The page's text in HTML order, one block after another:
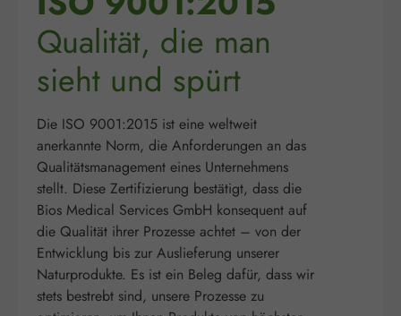
Qualität, die man
sieht und spürt
Die ISO 9001:2015 ist eine weltweit
anerkannte Norm, die Anforderungen an das
Qualitätsmanagement eines Unternehmens
stellt. Diese Zertifizierung bestätigt, dass die
Bios Medical Services GmbH konsequent auf
die Qualität ihrer Prozesse achtet – von der
Entwicklung bis zur Auslieferung unserer
Naturprodukte. Es ist ein Beleg dafür, dass wir
stets bestrebt sind, unsere Prozesse zu